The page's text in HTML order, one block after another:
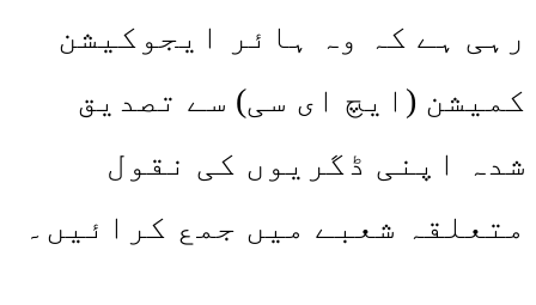
رہی ہے کہ وہ ہائر ایجوکیشن
کمیشن (ایچ ای سی) سے تصدیق
شدہ اپنی ڈگریوں کی نقول
متعلقہ شعبے میں جمع کرائیں۔